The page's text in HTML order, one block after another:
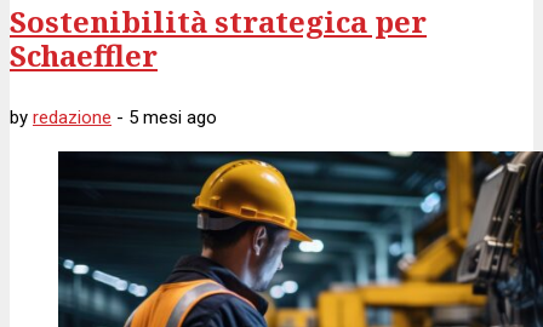
Sostenibilità strategica per
Schaeffler
by redazione - 5 mesi ago